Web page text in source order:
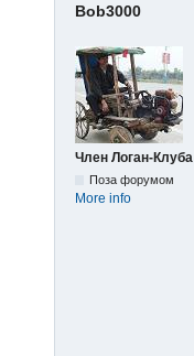
Bob3000
Член Логан-Клуба
Поза форумом
More info